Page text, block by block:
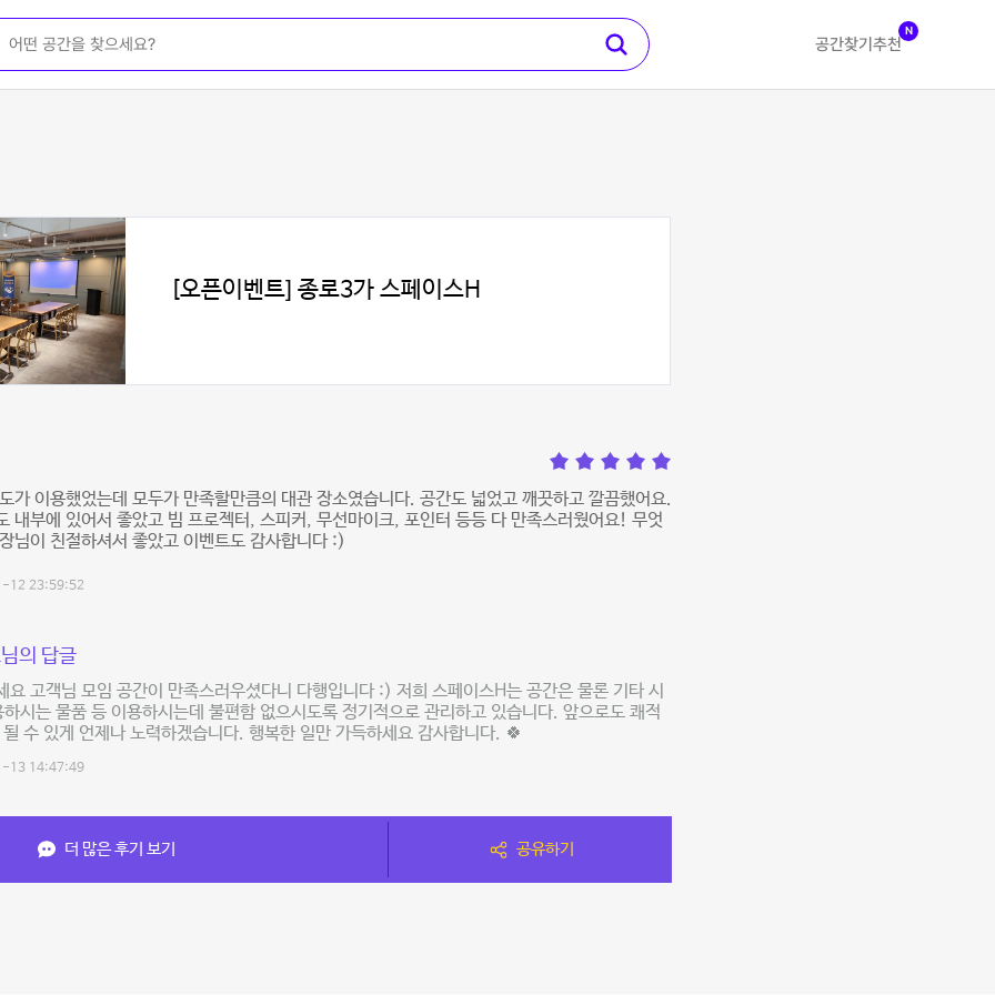
공간찾기 추천
N
[오픈이벤트] 종로3가 스페이스H
가 이용했었는데 모두가 만족할만큼의 대관 장소였습니다. 공간도 넓었고 깨끗하고 깔끔했어요.
내부에 있어서 좋았고 빔 프로젝터, 스피커, 무선마이크, 포인터 등등 다 만족스러웠어요! 무엇
님이 친절하셔서 좋았고 이벤트도 감사합니다 :)
12 23:59:52
의 답글
요 고객님 모임 공간이 만족스러우셨다니 다행입니다 :) 저희 스페이스H는 공간은 물론 기타 시
시는 물품 등 이용하시는데 불편함 없으시도록 정기적으로 관리하고 있습니다. 앞으로도 쾌적
수 있게 언제나 노력하겠습니다. 행복한 일만 가득하세요 감사합니다. 🍀
13 14:47:49
더 많은 후기 보기 공유하기